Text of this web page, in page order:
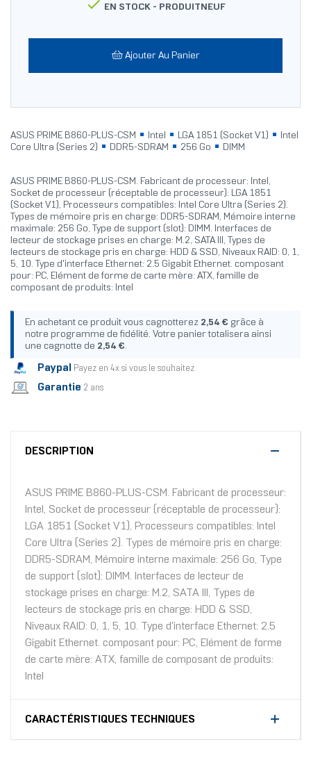
 EN STOCK - PRODUITNEUF
Ajouter Au Panier
ASUS PRIME B860-PLUS-CSM Intel LGA 1851 (Socket V1)
Intel
Core Ultra (Series 2)
DDR5-SDRAM 256 Go DIMM
ASUS PRIME B860-PLUS-CSM. Fabricant de processeur: Intel,
Socket de processeur (réceptable de processeur): LGA 1851
(Socket V1), Processeurs compatibles: Intel Core Ultra (Series 2).
Types de mémoire pris en charge: DDR5-SDRAM, Mémoire interne
maximale: 256 Go, Type de support (slot): DIMM. Interfaces de
lecteur de stockage prises en charge: M.2, SATA III, Types de
lecteurs de stockage pris en charge: HDD & SSD, Niveaux RAID: 0, 1,
5, 10. Type d'interface Ethernet: 2.5 Gigabit Ethernet. composant
pour: PC, Elément de forme de carte mère: ATX, famille de
composant de produits: Intel
En achetant ce produit vous cagnotterez 2,54 € grâce à
notre programme de fidélité. Votre panier totalisera ainsi
une cagnotte de 2,54 €.
Paypal Payez en 4x si vous le souhaitez
Garantie 2 ans
DESCRIPTION
ASUS PRIME B860-PLUS-CSM. Fabricant de processeur:
Intel, Socket de processeur (réceptable de processeur):
LGA 1851 (Socket V1), Processeurs compatibles: Intel
Core Ultra (Series 2). Types de mémoire pris en charge:
DDR5-SDRAM, Mémoire interne maximale: 256 Go, Type
de support (slot): DIMM. Interfaces de lecteur de
stockage prises en charge: M.2, SATA III, Types de
lecteurs de stockage pris en charge: HDD & SSD,
Niveaux RAID: 0, 1, 5, 10. Type d'interface Ethernet: 2.5
Gigabit Ethernet. composant pour: PC, Elément de forme
de carte mère: ATX, famille de composant de produits:
Intel
CARACTÉRISTIQUES TECHNIQUES